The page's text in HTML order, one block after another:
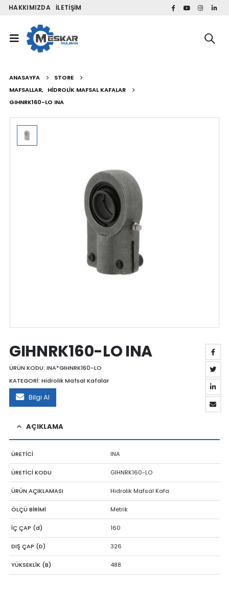
HAKKIMIZDA İLETIŞIM
ANASAYFA
STORE
MAFSALLAR, HIDROLIK MAFSAL KAFALAR
GIHNRK160-LO INA
GIHNRK160-LO INA
ÜRÜN KODU: INA*GIHNRK160-LO
KATEGORİ: Hidrolik Mafsal Kafalar
Bilgi Al
AÇIKLAMA
ÜRETİCİ INA
ÜRETİCİ KODU GIHNRK160-LO
ÜRÜN AÇIKLAMASI Hidrolik Mafsal Kafa
ÖLÇÜ BİRİMİ Metrik
İÇ ÇAP (d) 160
DIŞ ÇAP (D) 326
YÜKSEKLİK (B) 488